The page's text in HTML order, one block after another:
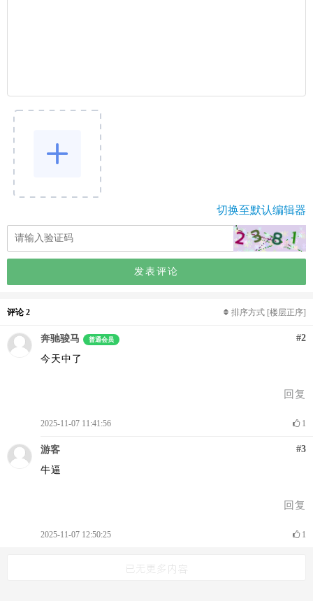
切换至默认编辑器
发表评论
评论 2 排序方式 [楼层正序]
奔驰骏马 普通会员
#2
今天中了
回复
2025-11-07 11:41:56 1
游客
#3
牛逼
回复
2025-11-07 12:50:25 1
已无更多内容